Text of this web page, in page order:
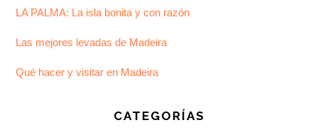
LA PALMA: La isla bonita y con razón
Las mejores levadas de Madeira
Qué hacer y visitar en Madeira
CATEGORÍAS